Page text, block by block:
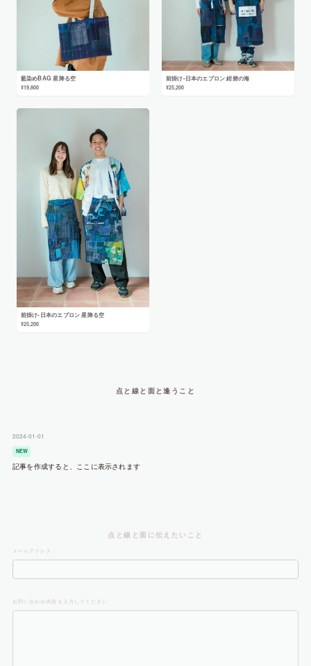
藍染めBAG 星降る空
¥19,800
前掛け-日本のエプロン 紺碧の海
¥25,200
前掛け-日本のエプロン 星降る空
¥25,200
点と線と面と逢うこと
2024-01-01
NEW
記事を作成すると、ここに表示されます